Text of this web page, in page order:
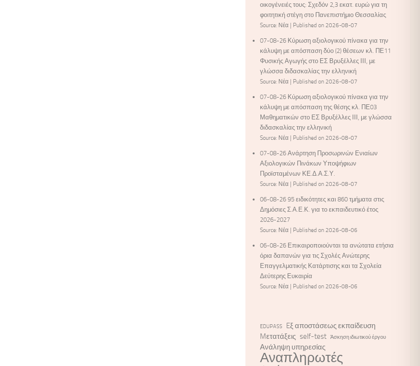
οικογένειές τους: Σχεδόν 2,3 εκατ. ευρώ για τη
φοιτητική στέγη στο Πανεπιστήμιο Θεσσαλίας
Source: Νέα Published on 2026-08-07
07-08-26 Κύρωση αξιολογικού πίνακα για την
κάλυψη με απόσπαση δύο (2) θέσεων κλ. ΠΕ11
Φυσικής Αγωγής στο ΕΣ Βρυξέλλες ΙΙΙ, με
γλώσσα διδασκαλίας την ελληνική
Source: Νέα Published on 2026-08-07
07-08-26 Κύρωση αξιολογικού πίνακα για την
κάλυψη με απόσπαση της θέσης κλ. ΠΕ03
Μαθηματικών στο ΕΣ Βρυξέλλες ΙΙΙ, με γλώσσα
διδασκαλίας την ελληνική
Source: Νέα Published on 2026-08-07
07-08-26 Ανάρτηση Προσωρινών Ενιαίων
Αξιολογικών Πινάκων Υποψήφιων
Προϊσταμένων ΚΕ.Δ.Α.Σ.Υ.
Source: Νέα Published on 2026-08-07
06-08-26 95 ειδικότητες και 860 τμήματα στις
Δημόσιες Σ.Α.Ε.Κ. για το εκπαιδευτικό έτος
2026-2027
Source: Νέα Published on 2026-08-06
06-08-26 Επικαιροποιούνται τα ανώτατα ετήσια
όρια δαπανών για τις Σχολές Ανώτερης
Επαγγελματικής Κατάρτισης και τα Σχολεία
Δεύτερης Ευκαιρία
Source: Νέα Published on 2026-08-06
EDUPASS
Eξ αποστάσεως εκπαίδευση
Mετατάξεις self-test Άσκηση ιδιωτικού έργου
Ανάληψη υπηρεσίας
Αναπληρωτές